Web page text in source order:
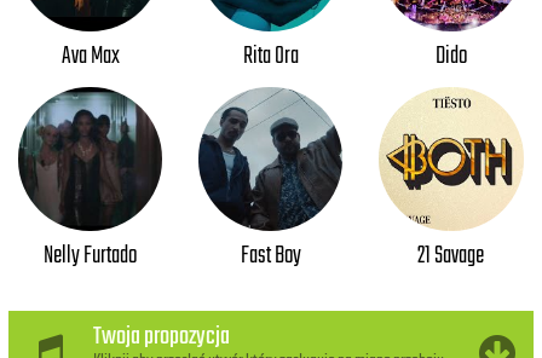
Ava Max Rita Ora Dido
Nelly Furtado Fast Boy 21 Savage
Twoja propozycja